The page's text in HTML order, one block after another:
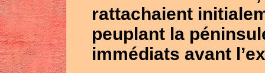
rattachaient
peuplant la
immédiats avant